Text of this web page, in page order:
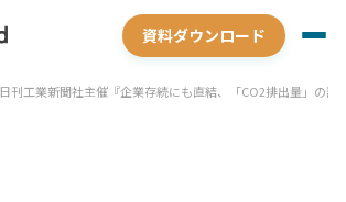
資料ダウンロード
日刊工業新聞社主催『企業存続にも直結、「CO2排出量」の計